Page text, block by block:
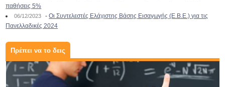
παθήσεις 5%
06/12/2023 -Οι Συντελεστές Ελάχιστης Βάσης Εισαγωγής (Ε.Β.Ε.) για τις
Πανελλαδικές 2024
Πρέπει να το δεις